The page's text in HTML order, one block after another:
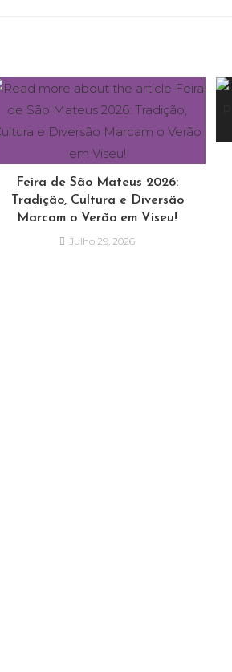
Feira de São Mateus 2026:
Tradição, Cultura e Diversão
Marcam o Verão em Viseu!
Julho 29, 2026